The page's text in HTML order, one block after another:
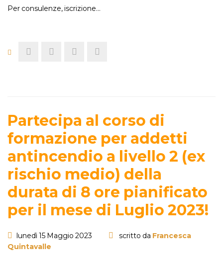
Per consulenze, iscrizione…
Partecipa al corso di
formazione per addetti
antincendio a livello 2 (ex
rischio medio) della
durata di 8 ore pianificato
per il mese di Luglio 2023!
lunedì 15 Maggio 2023 scritto da Francesca
Quintavalle